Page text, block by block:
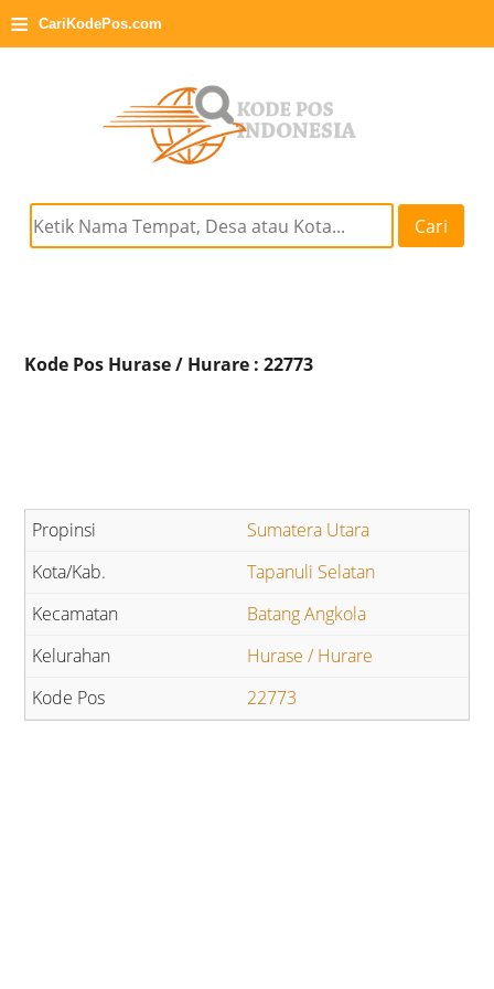
≡ CariKodePos.com
Cari
Kode Pos Hurase / Hurare : 22773
Sumatera Utara
Tapanuli Selatan
Batang Angkola
Hurase / Hurare
22773